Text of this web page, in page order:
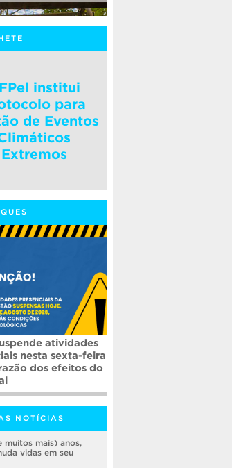
institui
para
de Eventos
Extremos
o nível de
alto para o turno
de quinta-feira (6)
NOTÍCIAS
muitos mais) anos,
vidas em seu